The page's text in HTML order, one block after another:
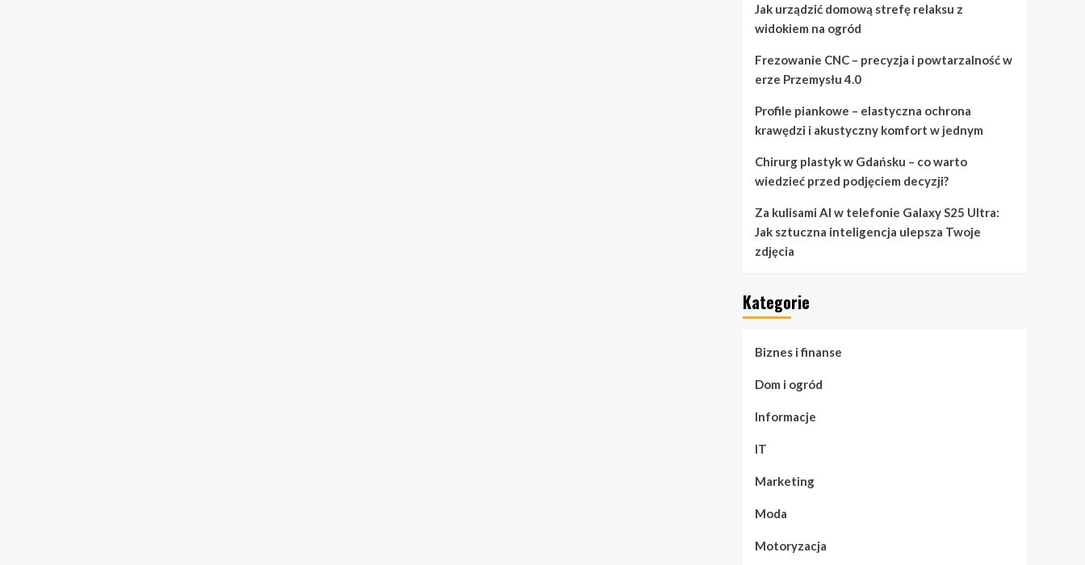
Jak urządzić domową strefę relaksu z
widokiem na ogród
Frezowanie CNC – precyzja i powtarzalność w
erze Przemysłu 4.0
Profile piankowe – elastyczna ochrona
krawędzi i akustyczny komfort w jednym
Chirurg plastyk w Gdańsku – co warto
wiedzieć przed podjęciem decyzji?
Za kulisami AI w telefonie Galaxy S25 Ultra:
Jak sztuczna inteligencja ulepsza Twoje
zdjęcia
Kategorie
Biznes i finanse
Dom i ogród
Informacje
IT
Marketing
Moda
Motoryzacja